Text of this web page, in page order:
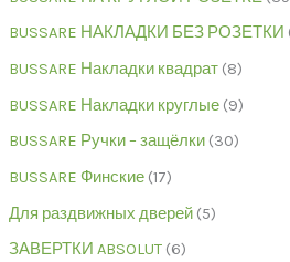
BUSSARE НАКЛАДКИ БЕЗ РОЗЕТКИ
BUSSARE Накладки квадрат 8
BUSSARE Накладки круглые 9
BUSSARE Ручки – защёлки 30
BUSSARE Финские 17
Для раздвижных дверей 5
ЗАВЕРТКИ ABSOLUT 6